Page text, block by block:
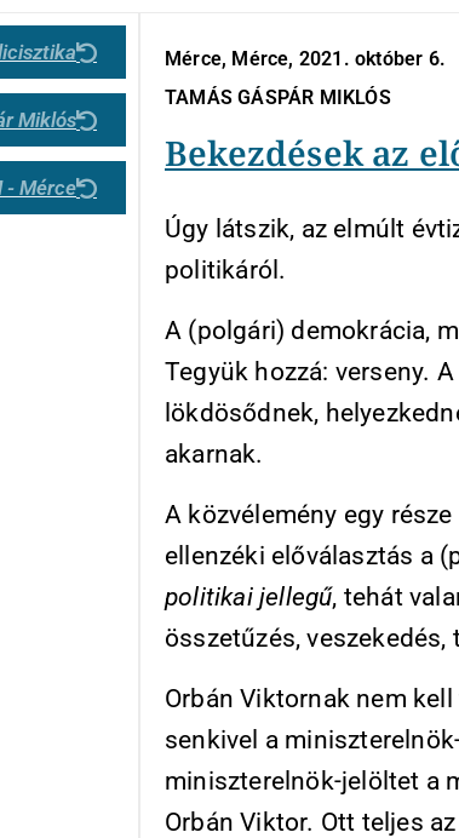
Miklós
- Mérce
Mérce, Mérce, 2021. október 6.
TAMÁS GÁSPÁR MIKLÓS
Bekezdések az
Úgy látszik, az elmúlt
politikáról.
A (polgári) demokrácia,
Tegyük hozzá: verseny.
lökdösődnek,
akarnak.
A közvélemény egy
ellenzéki előválasztás a
politikai jellegű, tehát
összetűzés, veszekedés,
Orbán Viktornak nem
senkivel a
miniszterelnök-jelöltet a
Orbán Viktor. Ott teljes